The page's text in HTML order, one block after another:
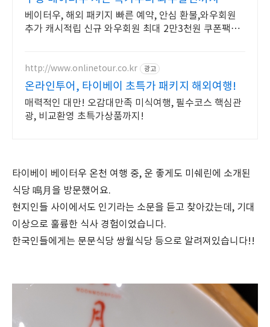
베이터우, 해외 패키지 빠른 예약, 안심 환불,와우회원
추가 캐시적립 신규 와우회원 최대 2만3천원 쿠폰팩+
http://www.onlinetour.co.kr 광고
온라인투어, 타이베이 초특가 패키지 해외여행!
매력적인 대만! 오감대만족 미식여행, 필수코스 핵심관
광, 비교환영 초특가상품까지!
타이베이 베이터우 온천 여행 중, 운 좋게도 미쉐린에 소개된
식당 鳴月을 방문했어요.
현지인들 사이에서도 인기라는 소문을 듣고 찾아갔는데, 기대
이상으로 훌륭한 식사 경험이었습니다.
한국인들에게는 문문식당 쌍월식당 등으로 알려져있습니다!!